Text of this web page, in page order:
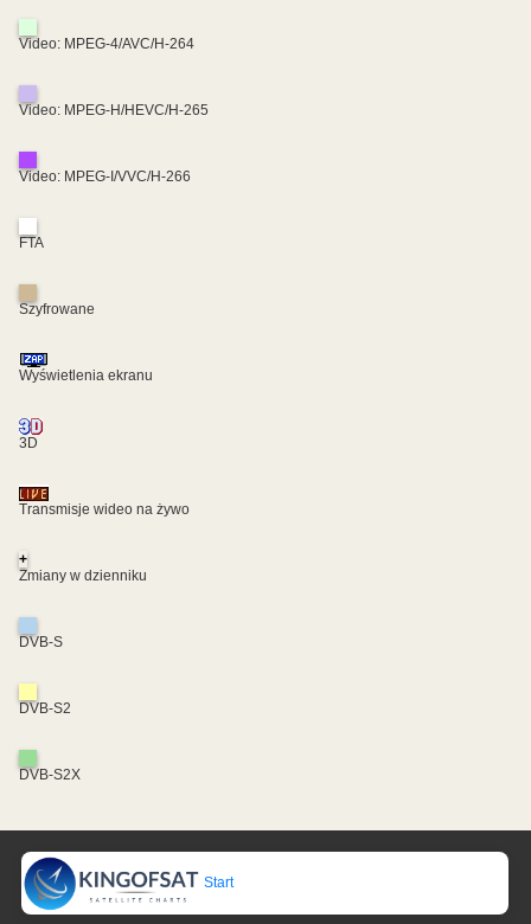
Video: MPEG-4/AVC/H-264
Video: MPEG-H/HEVC/H-265
Video: MPEG-I/VVC/H-266
FTA
Szyfrowane
Wyświetlenia ekranu
3D
Transmisje wideo na żywo
+
Zmiany w dzienniku
DVB-S
DVB-S2
DVB-S2X
Start